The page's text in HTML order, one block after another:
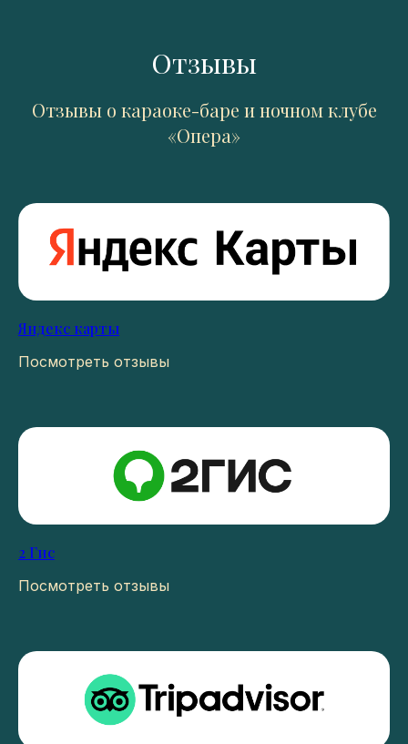
Отзывы
Отзывы о караоке-баре и ночном клубе
«Опера»
Яндекс карты
Посмотреть отзывы
2 Гис
Посмотреть отзывы